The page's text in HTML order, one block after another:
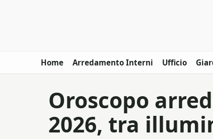
Home Arredamento Interni Ufficio
Oroscopo
2026, tra